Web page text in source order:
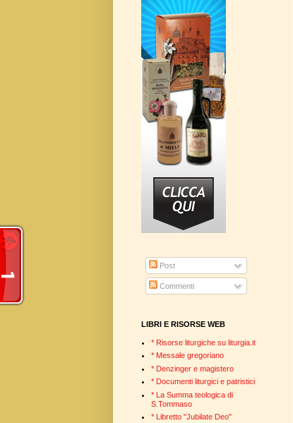
Post
Commenti
LIBRI E RISORSE WEB
* Risorse liturgiche su liturgia.it
* Messale gregoriano
* Denzinger e magistero
* Documenti liturgici e patristici
* La Summa teologica di
S.Tommaso
* Libretto "Jubilate Deo"